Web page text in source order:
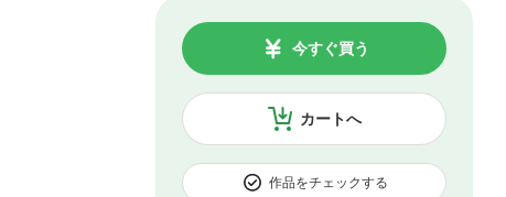
カートへ
今すぐ買う
作品をチェックする